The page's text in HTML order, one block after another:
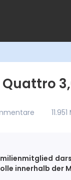
innerhalb der